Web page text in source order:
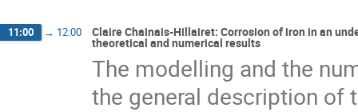
11:00 → 12:00 Claire Chainais-Hillairet: Corrosion of iron in an
theoretical and numerical results
The modelling and the
the general description of